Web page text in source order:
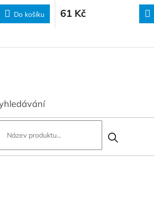
Do košíku 61 Kč